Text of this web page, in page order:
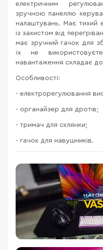
електричним
зручною панеллю
налаштувань. Має тихий
із захистом від
має зручний гачок для
їх не
навантаження складає до
Особливості:
- електрорегулювання
- органайзер для дротів;
- тримач для склянки;
- гачок для навушників.